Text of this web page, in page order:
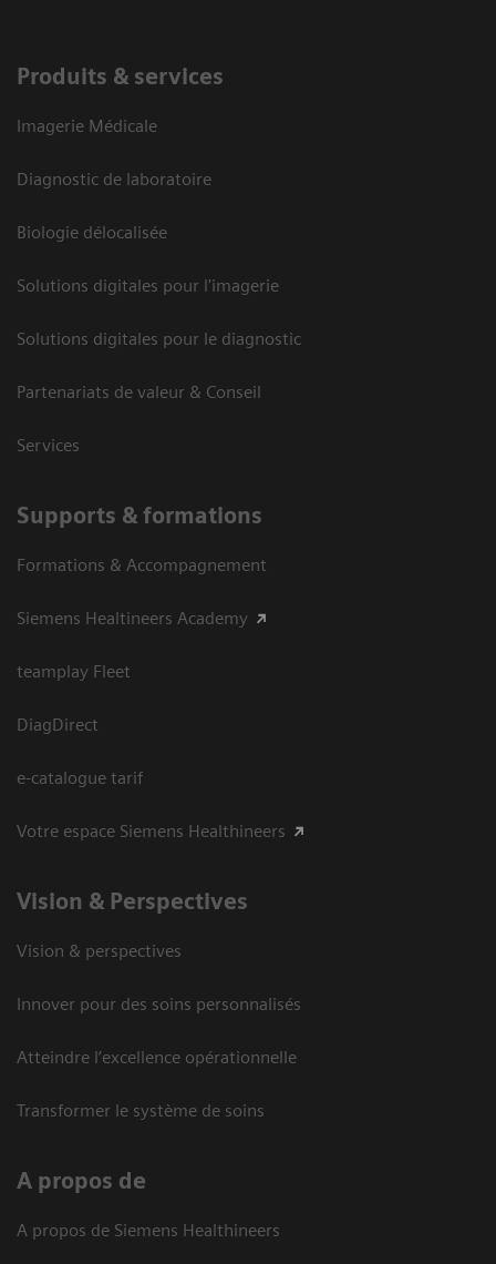
Produits & services
Imagerie Médicale
Diagnostic de laboratoire
Biologie délocalisée
Solutions digitales pour l'imagerie
Solutions digitales pour le diagnostic
Partenariats de valeur & Conseil
Services
Supports & formations
Formations & Accompagnement
Siemens Healtineers Academy
teamplay Fleet
DiagDirect
e-catalogue tarif
Votre espace Siemens Healthineers
Vision ​& Perspectives
Vision & perspectives
Innover pour des soins personnalisés
Atteindre l’excellence opérationnelle
Transformer le système de soins
A propos de
A propos de Siemens Healthineers